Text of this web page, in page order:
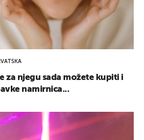
za njegu sada možete kupiti i
namirnica...